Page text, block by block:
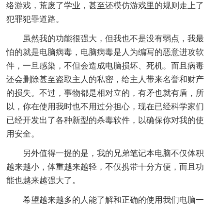
络游戏，荒废了学业，甚至还模仿游戏里的规则走上了
犯罪犯罪道路。
虽然我的功能很强大，但我也不是没有弱点，我最
怕的就是电脑病毒，电脑病毒是人为编写的恶意进攻软
件，一旦感染，不但会造成电脑损坏、死机。而且病毒
还会删除甚至盗取主人的私密，给主人带来名誉和财产
的损失。不过，事物都是相对立的，有矛也就有盾，所
以，你在使用我时也不用过分担心，现在已经科学家们
已经开发出了各种新型的杀毒软件，以确保你对我的使
用安全。
另外值得一提的是，我的兄弟笔记本电脑不仅体积
越来越小，体重越来越轻，不仅携带十分方便，而且功
能也越来越强大了。
希望越来越多的人能了解和正确的使用我们电脑一